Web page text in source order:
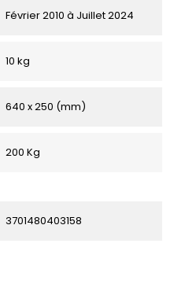
Février 2010 à Juillet 2024
10 kg
640 x 250 (mm)
200 Kg
3701480403158